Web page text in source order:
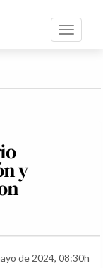
Toggle
y
de 2024, 08:30h